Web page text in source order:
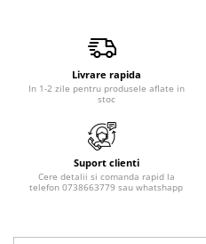
Creion si tus ochi
Ruj si creion buze
Produse stilizare sprancene
Aplicatoare si pensule machiaj
Accesorii machiaj
Livrare rapida
In 1-2 zile pentru produsele aflate in
stoc
Suport clienti
Cere detalii si comanda rapid la
telefon 0738663779 sau whatshapp